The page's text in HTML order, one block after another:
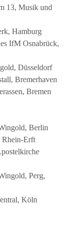
13, Musik und
Hamburg
IfM Osnabrück,
Düsseldorf
Bremerhaven
Bremen
Berlin
Rhein-Erft
Perg,
Köln